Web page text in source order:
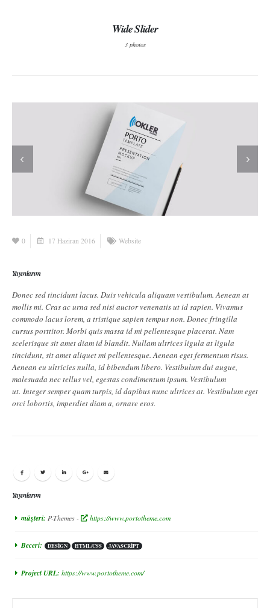
Wide Slider
3 photos
0 17 Haziran 2016 Website
Yayınlarım
Donec sed tincidunt lacus. Duis vehicula aliquam vestibulum. Aenean at
mollis mi. Cras ac urna sed nisi auctor venenatis ut id sapien. Vivamus
commodo lacus lorem, a tristique sapien tempus non. Donec fringilla
cursus porttitor. Morbi quis massa id mi pellentesque placerat. Nam
scelerisque sit amet diam id blandit. Nullam ultrices ligula at ligula
tincidunt, sit amet aliquet mi pellentesque. Aenean eget fermentum risus.
Aenean eu ultricies nulla, id bibendum libero. Vestibulum dui augue,
malesuada nec tellus vel, egestas condimentum ipsum. Vestibulum
ut. Integer semper quam turpis, id dapibus nunc ultrices at. Vestibulum eget
orci lobortis, imperdiet diam a, ornare eros.
Yayınlarım
müşteri: P-Themes - https://www.portotheme.com
Beceri: DESIGN HTML/CSS JAVASCRIPT
Project URL: https://www.portotheme.com/